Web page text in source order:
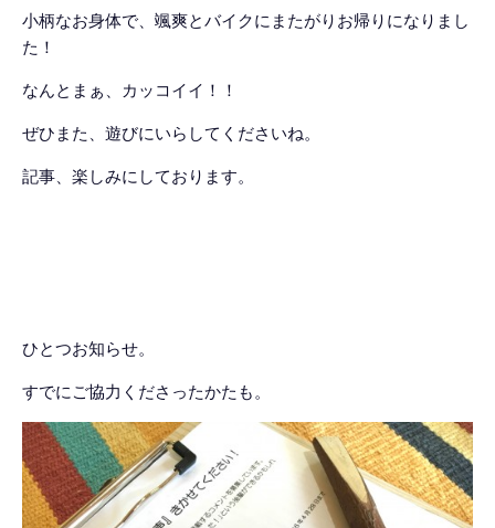
小柄なお身体で、颯爽とバイクにまたがりお帰りになりまし
た！
なんとまぁ、カッコイイ！！
ぜひまた、遊びにいらしてくださいね。
記事、楽しみにしております。
ひとつお知らせ。
すでにご協力くださったかたも。